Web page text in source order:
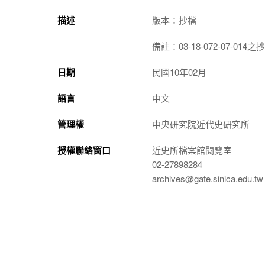
描述 版本：抄檔
備註：03-18-072-07-014之
日期 民國10年02月
語言 中文
管理權 中央研究院近代史研究所
授權聯絡窗口
近史所檔案館閱覽室
02-27898284
archives@gate.sinica.edu.tw